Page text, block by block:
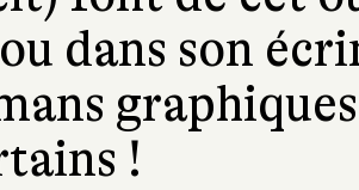
dans son
!